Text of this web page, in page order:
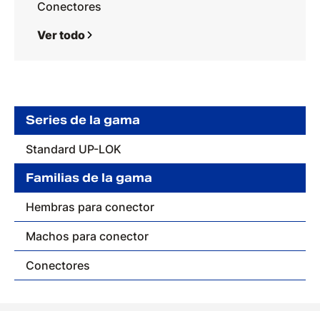
Conectores
Ver todo
Series de la gama
Standard UP-LOK
Familias de la gama
Hembras para conector
Machos para conector
Conectores